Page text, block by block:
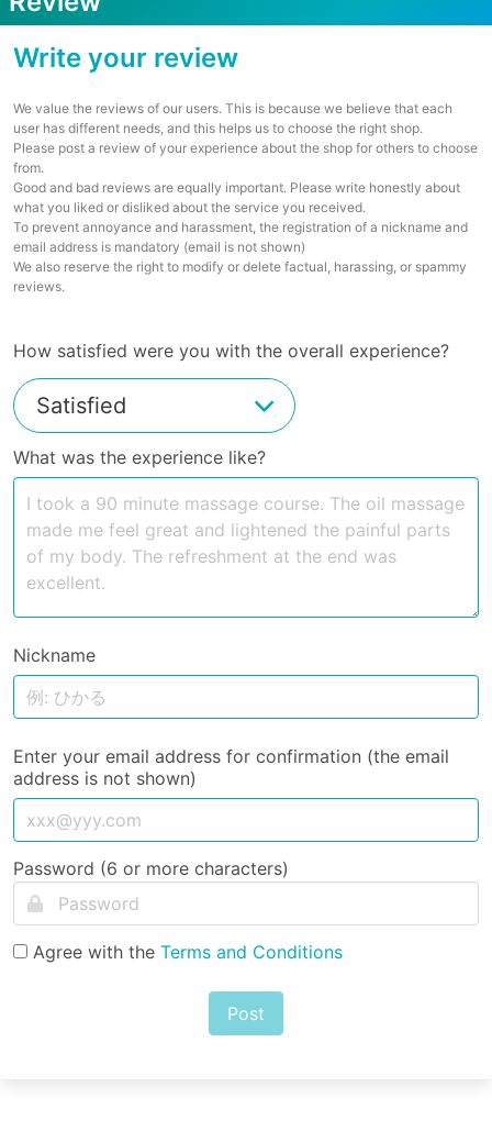
Write your review
We value the reviews of our users. This is because we believe that each
user has different needs, and this helps us to choose the right shop.
Please post a review of your experience about the shop for others to choose
from.
Good and bad reviews are equally important. Please write honestly about
what you liked or disliked about the service you received.
To prevent annoyance and harassment, the registration of a nickname and
email address is mandatory (email is not shown)
We also reserve the right to modify or delete factual, harassing, or spammy
reviews.
How satisfied were you with the overall experience?
What was the experience like?
Nickname
Enter your email address for confirmation (the email
address is not shown)
Password (6 or more characters)
Agree with the Terms and Conditions
Post